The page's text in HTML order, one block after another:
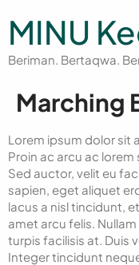
MINU
Beriman. Bertaqwa.
Marching
Lorem ipsum dolor sit
Proin ac arcu ac
Sed auctor, velit eu
sapien, eget aliquet
lacus a nisl tincidunt,
amet arcu felis.
turpis facilisis at. Duis
Integer tincidunt